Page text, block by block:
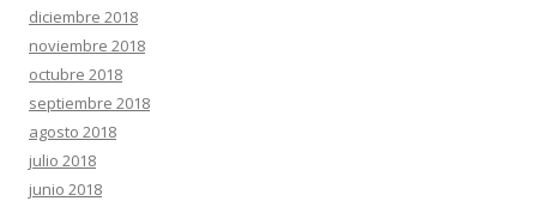
diciembre 2018
noviembre 2018
octubre 2018
septiembre 2018
agosto 2018
julio 2018
junio 2018